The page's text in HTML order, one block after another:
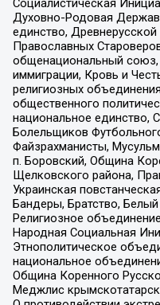
Социалистическая
Духовно-Родовая
единство,
Православных
общенациональный союз,
иммиграции, Кровь и
религиозных
общественного
национальное единство,
Болельщиков
Файзрахманисты,
п. Боровский, Община
Щелковского района,
Украинская
Бандеры, Братство,
Религиозное
Народная Социальная
Этнополитическое
национальное
Община Коренного
Меджлис